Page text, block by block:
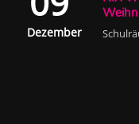
Dezember